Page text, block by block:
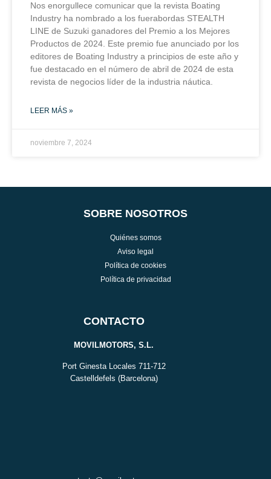
Nos enorgullece comunicar que la revista Boating
Industry ha nombrado a los fuerabordas STEALTH
LINE de Suzuki ganadores del Premio a los Mejores
Productos de 2024. Este premio fue anunciado por los
editores de Boating Industry a principios de este año y
fue destacado en el número de abril de 2024 de esta
revista de negocios líder de la industria náutica.
LEER MÁS »
noviembre 7, 2024
SOBRE NOSOTROS
Quiénes somos
Aviso legal
Política de cookies
Política de privacidad
CONTACTO
MOVILMOTORS, S.L.
Port Ginesta Locales 711-712
Castelldefels (Barcelona)